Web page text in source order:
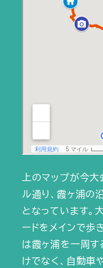
上のマップが今大
ル通り、霞ヶ浦の
となっています。
ードをメインで歩
は霞ヶ浦を一周す
けでなく、自動車